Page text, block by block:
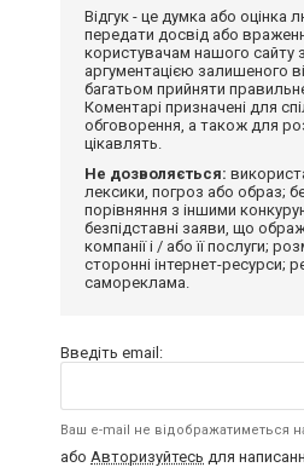
Відгук - це думка або оцінка
передати досвід або
користувачам нашого сайту
аргументацією залишеного
багатьом прийняти
Коментарі призначені для
обговорення, а також для
цікавлять.
Не дозволяється:
лексики, погроз або образ;
порівняння з іншими
безпідставні заяви, що
компанії і / або її послуги;
сторонні інтернет-ресурси;
самореклама.
Введіть email:
Ваш e-mail не відображатиметься
або Авторизуйтесь для